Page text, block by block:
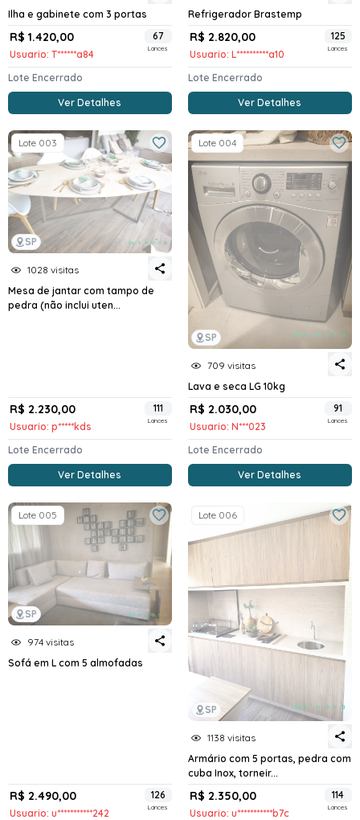
Ilha e gabinete com 3 portas
R$ 1.420,00
Usuario: T******a84
67
Lances
Lote Encerrado
Ver Detalhes
Refrigerador Brastemp
R$ 2.820,00
Usuario: L**********a10
125
Lances
Lote Encerrado
Ver Detalhes
SP
Lote 003
1028 visitas
Mesa de jantar com tampo de
pedra (não inclui uten...
R$ 2.230,00
Usuario: p*****kds
111
Lances
Lote Encerrado
Ver Detalhes
SP
Lote 004
709 visitas
Lava e seca LG 10kg
R$ 2.030,00
Usuario: N***023
91
Lances
Lote Encerrado
Ver Detalhes
SP
Lote 005
974 visitas
Sofá em L com 5 almofadas
R$ 2.490,00
Usuario: u***********242
126
Lances
SP
Lote 006
1138 visitas
Armário com 5 portas, pedra com
cuba Inox, torneir...
R$ 2.350,00
Usuario: u***********b7c
114
Lances